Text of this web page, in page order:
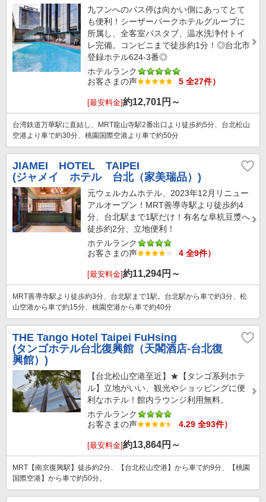
九フンへのバス停は向かい側にあってとて
も便利！シーザーパークホテルグループに
所属し、全客室バスタブ、温水洗浄付トイ
レ完備。コンビニまで徒歩約1分！◎台北市
登録ホテル624-3番◎
ホテルランク
お客さまの声
5 全27件）
[最安料金]約12,701円～
台湾鉄道万華駅に直結し、MRT龍山寺駅2番出口より徒歩約5分、台北松山
空港より車で約30分、桃園国際空港より車で約50分
JIAMEI HOTEL TAIPEI
(ジャメイ ホテル 台北（家美瑞品）)
元ウェルカムホテル、2023年12月リニュー
アルオープン！MRT善導寺駅より徒歩約4
分、台北駅まで1駅だけ！有名な阜杭豆漿へ
徒歩約2分、立地便利！
ホテルランク
お客さまの声
4 全9件）
[最安料金]約11,294円～
MRT善導寺駅より徒歩約3分、台北駅まで1駅。台北駅から車で約3分、松
山空港から車で約15分、桃園空港から車で約40分
THE Tango Hotel Taipei FuHsing
(タンゴホテル台北復興館（天閣酒店-台北復
興館）)
【台北松山空港至近】★【タンゴ系列ホテ
ル】立地がいい、観光やショッピングに便
利なホテル！館内ラウンジ利用無料。
ホテルランク
お客さまの声
4.29 全93件）
[最安料金]約13,864円～
MRT【南京復興駅】徒歩約2分、【台北松山空港】から車で約9分、【桃園
国際空港】から車で約50分。